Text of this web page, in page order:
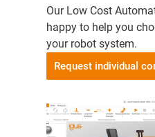
Our Low Cost
happy to help you
your robot system.
Request individual